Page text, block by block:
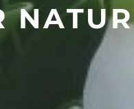
NATUR